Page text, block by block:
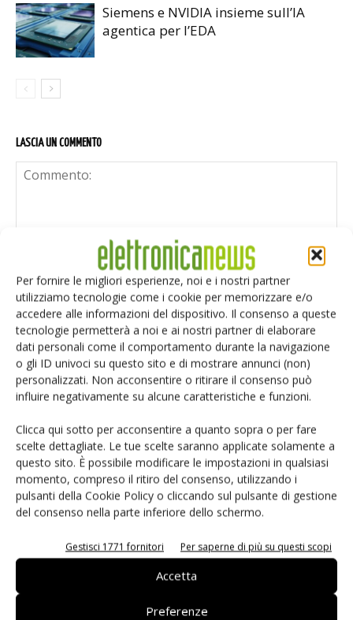
Per fornire le migliori esperienze, noi e i nostri partner
utilizziamo tecnologie come i cookie per memorizzare e/o
accedere alle informazioni del dispositivo. Il consenso a queste
tecnologie permetterà a noi e ai nostri partner di elaborare
dati personali come il comportamento durante la navigazione
o gli ID univoci su questo sito e di mostrare annunci (non)
personalizzati. Non acconsentire o ritirare il consenso può
influire negativamente su alcune caratteristiche e funzioni.
Clicca qui sotto per acconsentire a quanto sopra o per fare
scelte dettagliate. Le tue scelte saranno applicate solamente a
questo sito. È possibile modificare le impostazioni in qualsiasi
momento, compreso il ritiro del consenso, utilizzando i
pulsanti della Cookie Policy o cliccando sul pulsante di gestione
del consenso nella parte inferiore dello schermo.
Gestisci 1771 fornitori Per saperne di più su questi scopi
Accetta
Preferenze
Siemens e NVIDIA insieme sull’IA
agentica per l’EDA
LASCIA UN COMMENTO
Salva il mio nome, email e sito web in questo browser per i
prossimi commenti.
Selezione di elettronica